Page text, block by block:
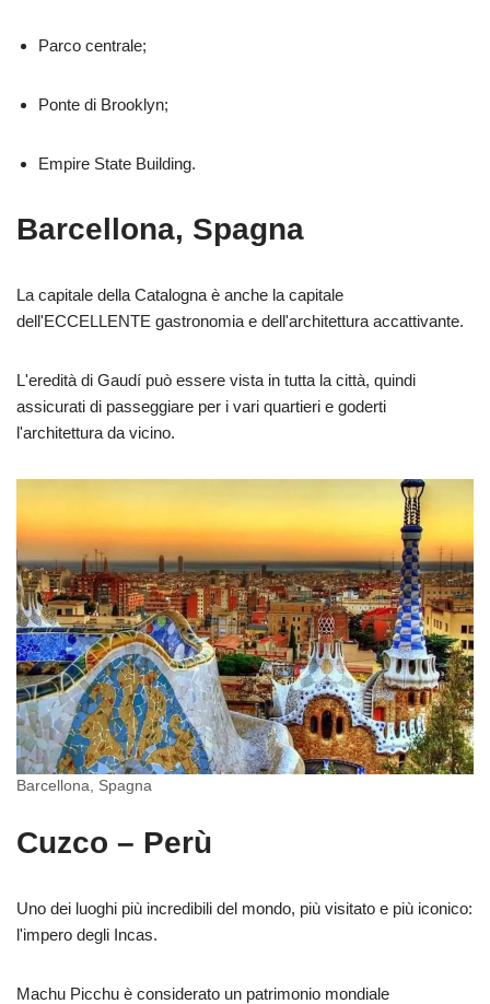
Parco centrale;
Ponte di Brooklyn;
Empire State Building.
Barcellona, Spagna
La capitale della Catalogna è anche la capitale
dell'ECCELLENTE gastronomia e dell'architettura accattivante.
L'eredità di Gaudí può essere vista in tutta la città, quindi
assicurati di passeggiare per i vari quartieri e goderti
l'architettura da vicino.
Barcellona, Spagna
Cuzco – Perù
Uno dei luoghi più incredibili del mondo, più visitato e più iconico:
l'impero degli Incas.
Machu Picchu è considerato un patrimonio mondiale